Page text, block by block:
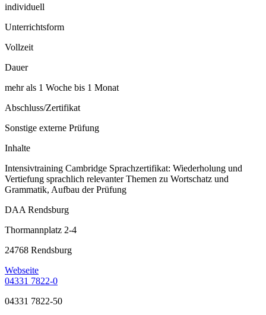
individuell
Unterrichtsform
Vollzeit
Dauer
mehr als 1 Woche bis 1 Monat
Abschluss/Zertifikat
Sonstige externe Prüfung
Inhalte
Intensivtraining Cambridge Sprachzertifikat: Wiederholung und
Vertiefung sprachlich relevanter Themen zu Wortschatz und
Grammatik, Aufbau der Prüfung
DAA Rendsburg
Thormannplatz 2-4
24768 Rendsburg
Webseite
04331 7822-0
04331 7822-50